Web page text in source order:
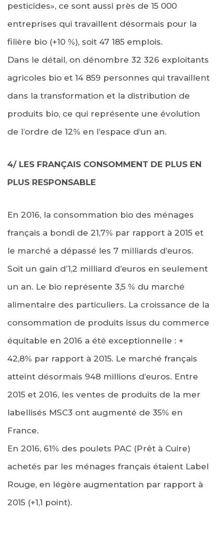
pesticides», ce sont aussi près de 15 000
entreprises qui travaillent désormais pour la
filière bio (+10 %), soit 47 185 emplois.
Dans le détail, on dénombre 32 326 exploitants
agricoles bio et 14 859 personnes qui travaillent
dans la transformation et la distribution de
produits bio, ce qui représente une évolution
de l’ordre de 12% en l’espace d’un an.
4/ LES FRANÇAIS CONSOMMENT DE PLUS EN
PLUS RESPONSABLE
En 2016, la consommation bio des ménages
français a bondi de 21,7% par rapport à 2015 et
le marché a dépassé les 7 milliards d’euros.
Soit un gain d’1,2 milliard d’euros en seulement
un an. Le bio représente 3,5 % du marché
alimentaire des particuliers. La croissance de la
consommation de produits issus du commerce
équitable en 2016 a été exceptionnelle : +
42,8% par rapport à 2015. Le marché français
atteint désormais 948 millions d’euros. Entre
2015 et 2016, les ventes de produits de la mer
labellisés MSC3 ont augmenté de 35% en
France.
En 2016, 61% des poulets PAC (Prêt à Cuire)
achetés par les ménages français étaient Label
Rouge, en légère augmentation par rapport à
2015 (+1,1 point).